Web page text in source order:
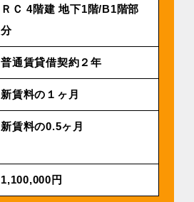
ＲＣ 4階建 地下1階/B1階部
分
普通賃貸借契約２年
新賃料の１ヶ月
新賃料の0.5ヶ月
1,100,000円